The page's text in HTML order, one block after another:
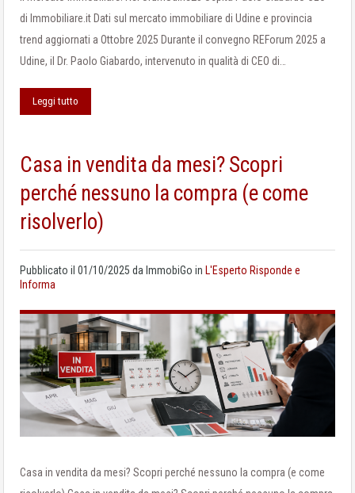
di Immobiliare.it Dati sul mercato immobiliare di Udine e provincia
trend aggiornati a Ottobre 2025 Durante il convegno REForum 2025 a
Udine, il Dr. Paolo Giabardo, intervenuto in qualità di CEO di…
Leggi tutto
Casa in vendita da mesi? Scopri
perché nessuno la compra (e come
risolverlo)
Pubblicato il 01/10/2025 da ImmobiGo in L'Esperto Risponde e
Informa
Casa in vendita da mesi? Scopri perché nessuno la compra (e come